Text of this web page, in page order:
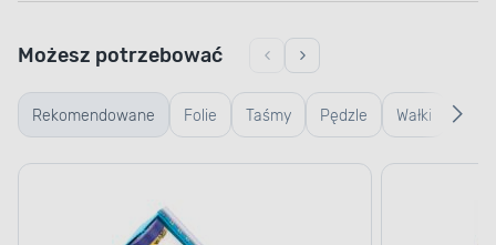
Rekomendowane Folie Taśmy Pędzle Wałki
Możesz potrzebować